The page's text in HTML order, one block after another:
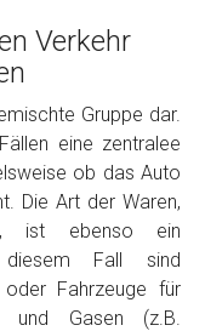
Verkehr
Gruppe dar.
eine zentralee
ob das Auto
Die Art der Waren,
ist ebenso ein
diesem Fall sind
oder Fahrzeuge für
und Gasen (z.B.